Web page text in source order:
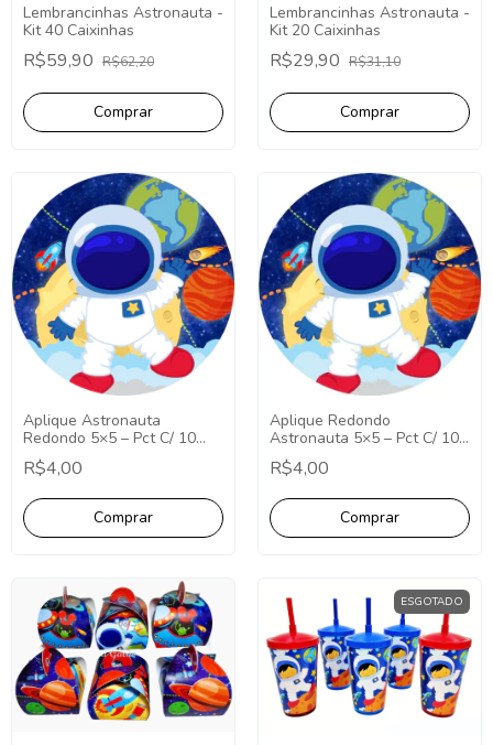
Lembrancinhas Astronauta -
Kit 40 Caixinhas
R$59,90 R$62,20
Lembrancinhas Astronauta -
Kit 20 Caixinhas
R$29,90 R$31,10
Aplique Astronauta
Redondo 5×5 – Pct C/ 10
unid
R$4,00
Aplique Redondo
Astronauta 5×5 – Pct C/ 10
unid
R$4,00
ESGOTADO